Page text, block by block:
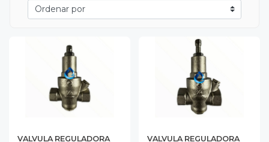
VALVULA REGULADORA
VALVULA REGULADORA